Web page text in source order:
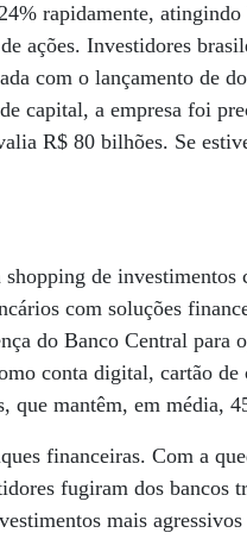
rapidamente,
ações. Investidores
com o lançamento de
capital, a empresa foi
R$ 80 bilhões. Se
de
com soluções
do Banco Central
conta digital, cartão
que mantêm, em média,
financeiras. Com a
fugiram dos bancos
mais